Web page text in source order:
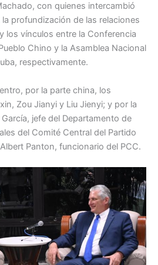
con quienes intercambió
profundización de las relaciones
los vínculos entre la Conferencia
Chino y la Asamblea Nacional
respectivamente.
por la parte china, los
Zou Jianyi y Liu Jienyi; y por la
jefe del Departamento de
del Comité Central del Partido
Panton, funcionario del PCC.